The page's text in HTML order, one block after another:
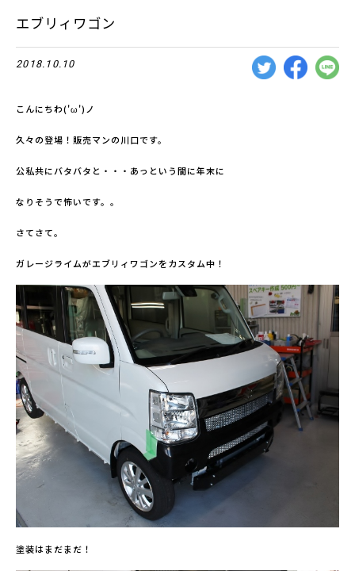
エブリィワゴン
2018.10.10
こんにちわ('ω')ノ
久々の登場！販売マンの川口です。
公私共にバタバタと・・・あっという間に年末に
なりそうで怖いです。。
さてさて。
ガレージライムがエブリィワゴンをカスタム中！
塗装はまだまだ！